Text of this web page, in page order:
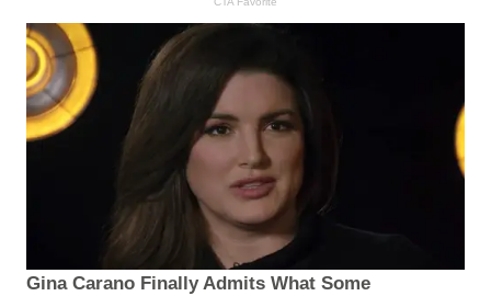
Gina Carano Finally Admits What Some